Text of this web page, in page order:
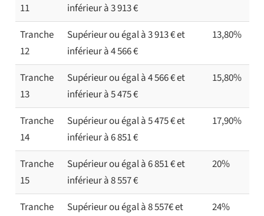
11
inférieur à 3 913 €
Tranche
12
Supérieur ou égal à 3 913 € et
inférieur à 4 566 €
13,80%
Tranche
13
Supérieur ou égal à 4 566 € et
inférieur à 5 475 €
15,80%
Tranche
14
Supérieur ou égal à 5 475 € et
inférieur à 6 851 €
17,90%
Tranche
15
Supérieur ou égal à 6 851 € et
inférieur à 8 557 €
20%
Tranche
Supérieur ou égal à 8 557€ et
24%